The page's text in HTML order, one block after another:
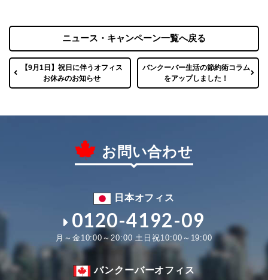
【9月1日】祝日に伴うオフィス
お休みのお知らせ
ニュース・キャンペーン一覧へ戻る
バンクーバー生活の節約術コラム
をアップしました！
お問い合わせ
日本オフィス
0120-4192-09
月～金10:00～20:00 土日祝10:00～19:00
バンクーバーオフィス